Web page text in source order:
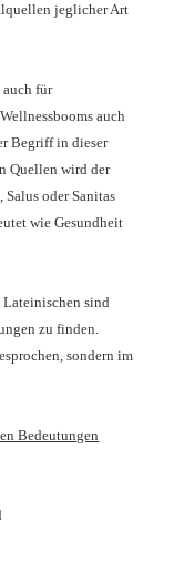
jeglicher Art
auch für
auch
Begriff in dieser
Quellen wird der
oder Sanitas
wie Gesundheit
sind
zu finden.
sondern im
Bedeutungen